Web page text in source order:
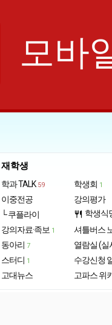
모바
재학생
학과 TALK 59
이중전공
└ 쿠플라이
강의자료·족보 1
동아리 7
스터디 1
고대뉴스
학생회 1
강의평가
restaurant 학생식
셔틀버스
열람실 (실
수강신청
고파스 위